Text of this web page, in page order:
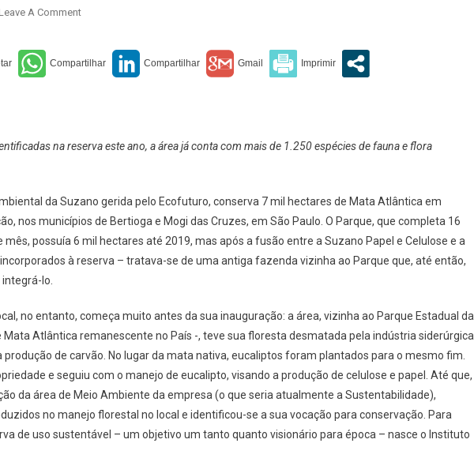
A CommentOn
Neblinas
Esforços
Para
Fauna
na reserva este ano, a área já conta com mais de 1.250 espécies de fauna e flora
da Suzano gerida pelo Ecofuturo, conserva 7 mil hectares de Mata Atlântica em
nos municípios de Bertioga e Mogi das Cruzes, em São Paulo. O Parque, que completa 16
possuía 6 mil hectares até 2019, mas após a fusão entre a Suzano Papel e Celulose e a
à reserva – tratava-se de uma antiga fazenda vizinha ao Parque que, até então,
integrá-lo.
no entanto, começa muito antes da sua inauguração: a área, vizinha ao Parque Estadual da
Atlântica remanescente no País -, teve sua floresta desmatada pela indústria siderúrgica
produção de carvão. No lugar da mata nativa, eucaliptos foram plantados para o mesmo fim.
e seguiu com o manejo de eucalipto, visando a produção de celulose e papel. Até que,
da área de Meio Ambiente da empresa (o que seria atualmente a Sustentabilidade),
no manejo florestal no local e identificou-se a sua vocação para conservação. Para
de uso sustentável – um objetivo um tanto quanto visionário para época – nasce o Instituto